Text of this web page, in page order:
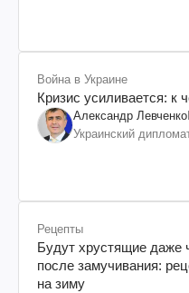
Война в Украине
Кризис усиливается: к
Александр Левченко
Украинский
Рецепты
Будут хрустящие даже
после замучивания:
на зиму